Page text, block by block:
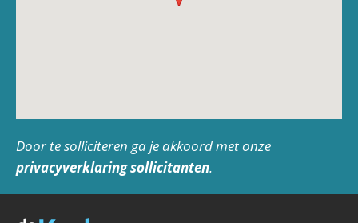
Door te solliciteren ga je akkoord met onze
privacyverklaring sollicitanten.